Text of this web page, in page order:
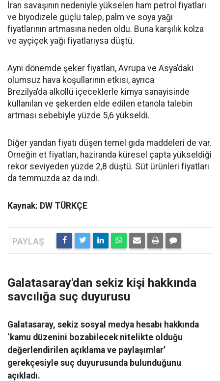
İran savaşının nedeniyle yükselen ham petrol fiyatları
ve biyodizele güçlü talep, palm ve soya yağı
fiyatlarının artmasına neden oldu. Buna karşılık kolza
ve ayçiçek yağı fiyatlarıysa düştü.
Aynı dönemde şeker fiyatları, Avrupa ve Asya’daki
olumsuz hava koşullarının etkisi, ayrıca
Brezilya’da alkollü içeceklerle kimya sanayisinde
kullanılan ve şekerden elde edilen etanola talebin
artması sebebiyle yüzde 5,6 yükseldi.
Diğer yandan fiyatı düşen temel gıda maddeleri de var.
Örneğin et fiyatları, haziranda küresel çapta yükseldiği
rekor seviyeden yüzde 2,8 düştü. Süt ürünleri fiyatları
da temmuzda az da indi.
Kaynak: DW TÜRKÇE
Galatasaray'dan sekiz kişi hakkında
savcılığa suç duyurusu
Galatasaray, sekiz sosyal medya hesabı hakkında
‘kamu düzenini bozabilecek nitelikte olduğu
değerlendirilen açıklama ve paylaşımlar’
gerekçesiyle suç duyurusunda bulunduğunu
açıkladı.